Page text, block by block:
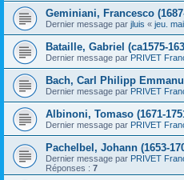
Geminiani, Francesco
Dernier message par jluis « jeu.
Bataille, Gabriel (ca1575-
Dernier message par PRIVET
Bach, Carl Philipp
Dernier message par PRIVET
Albinoni, Tomaso (1671-
Dernier message par PRIVET
Pachelbel, Johann (1653-
Dernier message par PRIVET
Réponses : 7